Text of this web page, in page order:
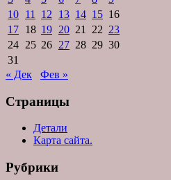
10 11 12 13 14 15 16
17 18 19 20 21 22 23
24 25 26 27 28 29 30
31
« Дек
Фев »
Страницы
Детали
Карта сайта.
Рубрики